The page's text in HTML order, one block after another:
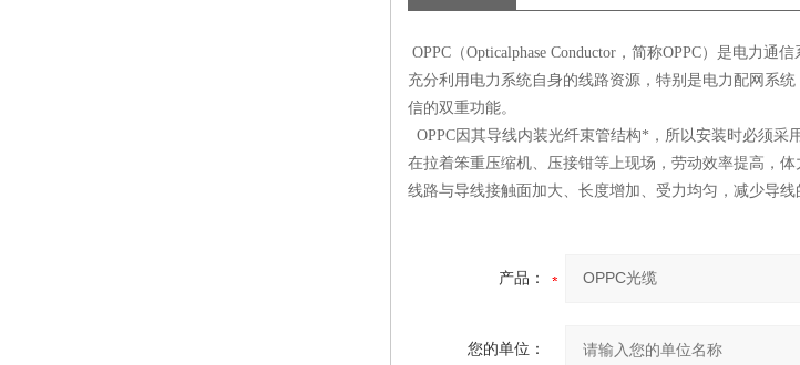
OPPC（Opticalphase Conductor，简称OPPC）是电力
充分利用电力系统自身的线路资源，特别是电力配网系
信的双重功能。
OPPC因其导线内装光纤束管结构*，所以安装时必须
在拉着笨重压缩机、压接钳等上现场，劳动效率提高，
线路与导线接触面加大、长度增加、受力均匀，减少导
产品：
您的单位：